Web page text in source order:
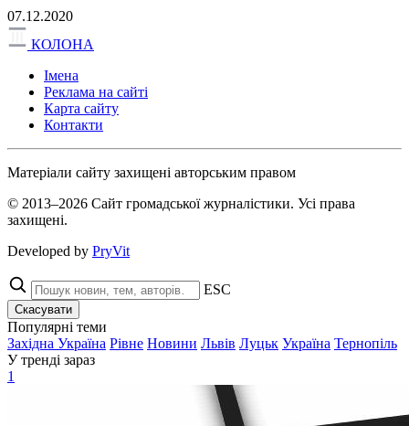
07.12.2020
КОЛОНА
Імена
Реклама на сайті
Карта сайту
Контакти
Матеріали сайту захищені авторським правом
© 2013–2026 Сайт громадської журналістики. Усі права
захищені.
Developed by PryVit
ESC
Скасувати
Популярні теми
Західна Україна Рівне Новини Львів Луцьк Україна Тернопіль
У тренді зараз
1